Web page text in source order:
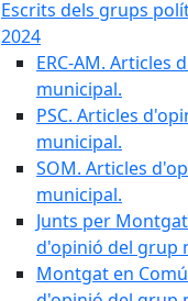
Escrits dels grups
2024
ERC-AM. Articles
municipal.
PSC. Articles
municipal.
SOM. Articles
municipal.
Junts per
d'opinió del grup
Montgat en